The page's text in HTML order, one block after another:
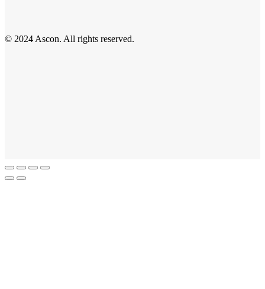
© 2024 Ascon. All rights reserved.